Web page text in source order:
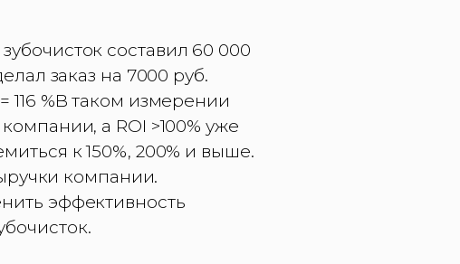
составил 60 000
заказ на 7000 руб.
116 %В таком измерении
а ROI >100% уже
к 150%, 200% и выше.
компании.
эффективность